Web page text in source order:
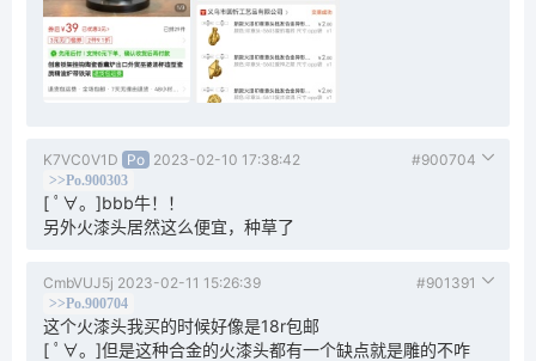
K7VC0V1D Po 2023-02-10 17:38:42 #900704
>>Po.900303
[ ﾟ∀。]bbb牛！！
另外火漆头居然这么便宜，种草了
CmbVUJ5j 2023-02-11 15:26:39 #901391
>>Po.900704
这个火漆头我买的时候好像是18r包邮
[ ﾟ∀。]但是这种合金的火漆头都有一个缺点就是雕的不咋